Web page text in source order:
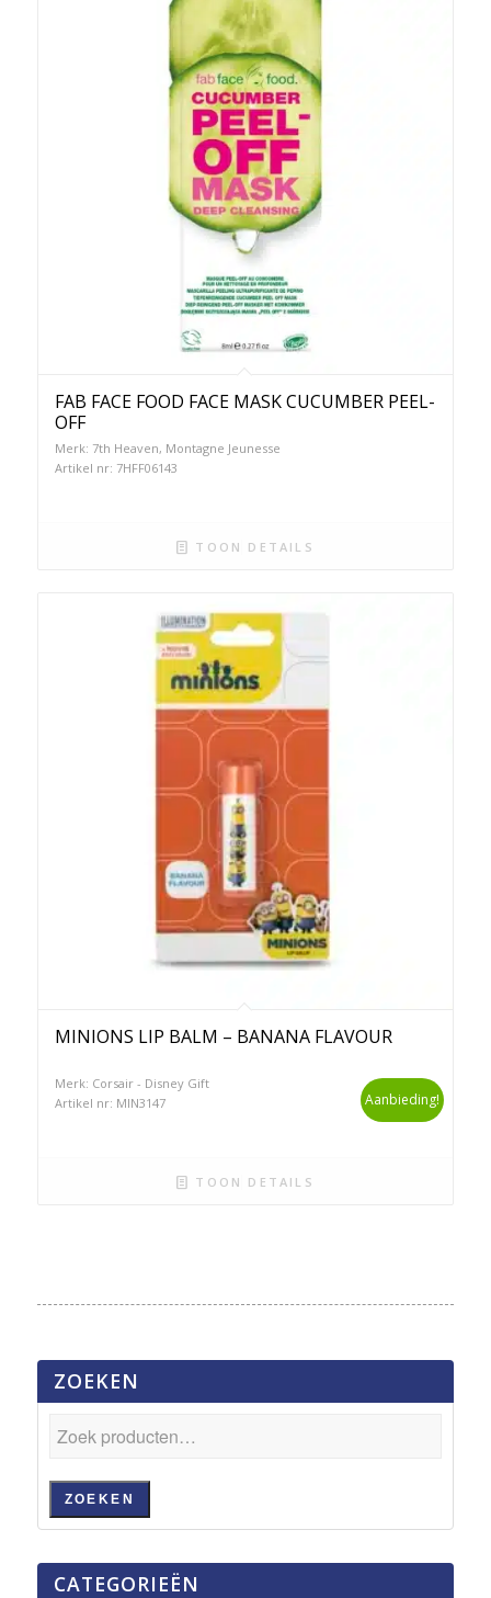
FAB FACE FOOD FACE MASK CUCUMBER PEEL-
OFF
Merk: 7th Heaven, Montagne Jeunesse
Artikel nr: 7HFF06143
TOON DETAILS
MINIONS LIP BALM – BANANA FLAVOUR
Merk: Corsair - Disney Gift
Artikel nr: MIN3147
Aanbieding!
TOON DETAILS
ZOEKEN
ZOEKEN
CATEGORIEËN